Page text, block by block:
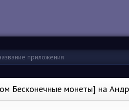
Бесконечные монеты] на